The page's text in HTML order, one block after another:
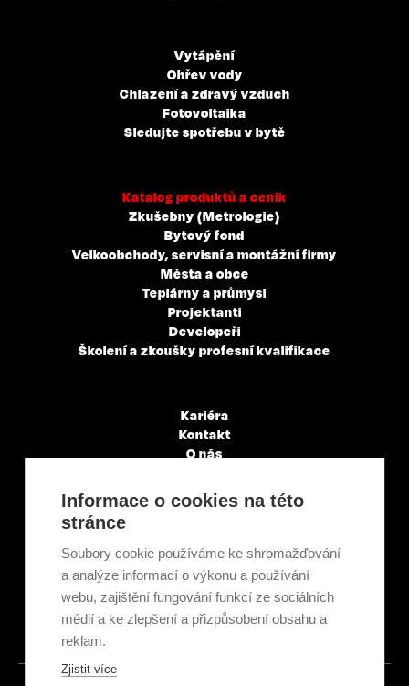
Vytápění
Ohřev vody
Chlazení a zdravý vzduch
Fotovoltaika
Sledujte spotřebu v bytě
Katalog produktů a ceník
Zkušebny (Metrologie)
Bytový fond
Velkoobchody, servisní a montážní firmy
Města a obce
Teplárny a průmysl
Projektanti
Developeři
Školení a zkoušky profesní kvalifikace
Kariéra
Kontakt
O nás
Články a novinky
GDPR & Cookies
Ekologická recyklace
Projekty EU
Intranet - Přihlášení
Přihlášení
Informace o cookies na této
stránce
Soubory cookie používáme ke shromažďování
a analýze informací o výkonu a používání
webu, zajištění fungování funkcí ze sociálních
médií a ke zlepšení a přizpůsobení obsahu a
reklam.
Zjistit více